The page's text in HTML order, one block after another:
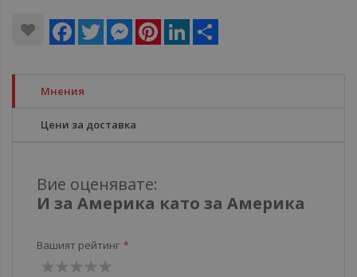
Facebook
Twitter MessengerPinterestLinkedIn
Мнения
Цени за доставка
Вие оценявате:
И за Америка като за Америка
Вашият рейтинг